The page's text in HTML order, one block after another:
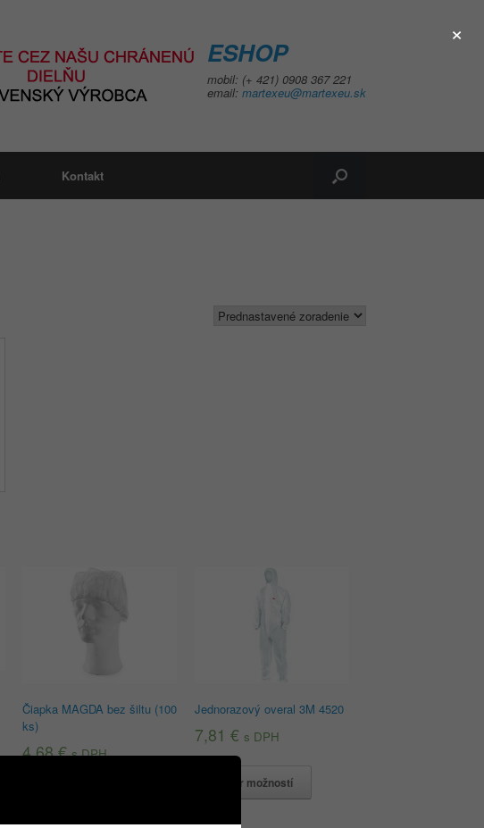
ESHOP
mobil: (+ 421) 0908 367 221
email: martexeu@martexeu.sk
Kontakt
Čiapka MAGDA bez šiltu (100
ks)
4,68€ s DPH
Jednorazový overal 3M 4520
7,81 € s DPH
Výber možností
×